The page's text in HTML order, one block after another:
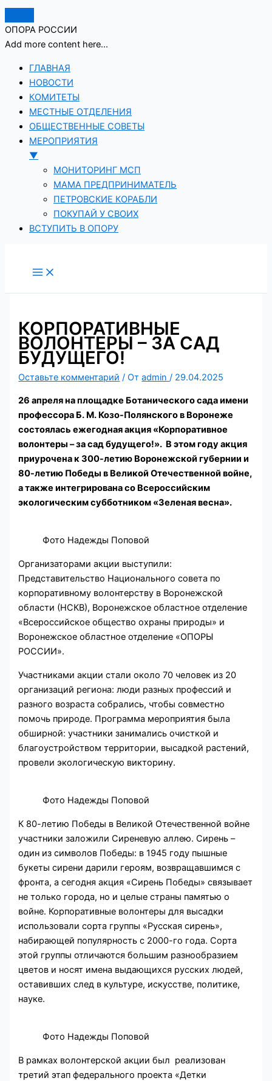
ОПОРА РОССИИ
Add more content here...
ГЛАВНАЯ
НОВОСТИ
КОМИТЕТЫ
МЕСТНЫЕ ОТДЕЛЕНИЯ
ОБЩЕСТВЕННЫЕ СОВЕТЫ
МЕРОПРИЯТИЯ
▼
МОНИТОРИНГ МСП
МАМА ПРЕДПРИНИМАТЕЛЬ
ПЕТРОВСКИЕ КОРАБЛИ
ПОКУПАЙ У СВОИХ
ВСТУПИТЬ В ОПОРУ
КОРПОРАТИВНЫЕ
ВОЛОНТЕРЫ – ЗА САД
БУДУЩЕГО!
Оставьте комментарий / Отadmin/ 29.04.2025
26 апреля на площадке Ботанического сада имени
профессора Б. М. Козо-Полянского в Воронеже
состоялась ежегодная акция «Корпоративное
волонтеры – за сад будущего!». В этом году акция
приурочена к 300-летию Воронежской губернии и
80-летию Победы в Великой Отечественной войне,
а также интегрирована со Всероссийским
экологическим субботником «Зеленая весна».
Фото Надежды Поповой
Организаторами акции выступили:
Представительство Национального совета по
корпоративному волонтерству в Воронежской
области (НСКВ), Воронежское областное отделение
«Всероссийское общество охраны природы» и
Воронежское областное отделение «ОПОРЫ
РОССИИ».
Участниками акции стали около 70 человек из 20
организаций региона: люди разных профессий и
разного возраста собрались, чтобы совместно
помочь природе. Программа мероприятия была
обширной: участники занимались очисткой и
благоустройством территории, высадкой растений,
провели экологическую викторину.
Фото Надежды Поповой
К 80-летию Победы в Великой Отечественной войне
участники заложили Сиреневую аллею. Сирень –
один из символов Победы: в 1945 году пышные
букеты сирени дарили героям, возвращавшимся с
фронта, а сегодня акция «Сирень Победы» связывает
не только города, но и целые страны памятью о
войне. Корпоративные волонтеры для высадки
использовали сорта группы «Русская сирень»,
набирающей популярность с 2000-го года. Сорта
этой группы отличаются большим разнообразием
цветов и носят имена выдающихся русских людей,
оставивших след в культуре, искусстве, политике,
науке.
Фото Надежды Поповой
В рамках волонтерской акции был реализован
третий этап федерального проекта «Детки